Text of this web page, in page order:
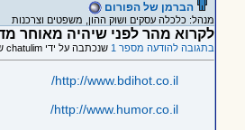
הברמן של הפורום
מנהל: כלכלה עסקים ושוק ההון, משפטים וצרכנות
לקרוא מהר לפני שיהיה מאוחר
בתגובה להודעה מספר 1 שנכתבה על ידי chatulim שמתחילה ב "מחקר: ההזדקנות פוגעת גם בהבנת בדיחות"
http://www.bdihot.co.il/
http://www.humor.co.il/